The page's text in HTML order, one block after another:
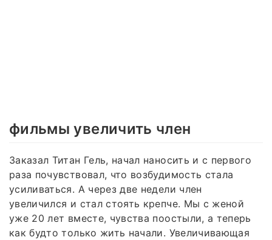
фильмы увеличить член
Заказал Титан Гель, начал наносить и с первого
раза почувствовал, что возбудимость стала
усиливаться. А через две недели член
увеличился и стал стоять крепче. Мы с женой
уже 20 лет вместе, чувства поостыли, а теперь
как будто только жить начали. Увеличивающая